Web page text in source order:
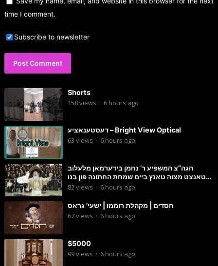
time I comment.
Subscribe to newsletter
Shorts
158views · 6 hours ago
דעסטענאציע – Bright View Optical
63 views · 6 hours ago
הגה”צ המשפיע ר’ נחמן בידערמאן מלעלוב
טאנצט מצוה טאנץ ביים שמחת החתונה פון בנו
החתן
82views · 6 hours ago
חסדים | מקהלת רוממו | ישעי’ גראס
67views · 6 hours ago
$5000
99views · 6 hours ago